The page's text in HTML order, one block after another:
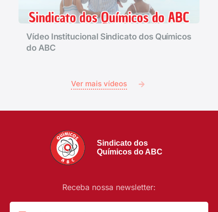
Vídeo Institucional Sindicato dos Químicos
do ABC
Ver mais vídeos
Sindicato dos
Químicos do ABC
Receba nossa newsletter: